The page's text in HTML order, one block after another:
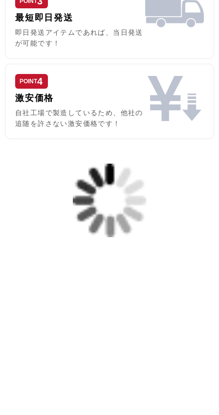
最短即日発送
即日発送アイテムであれば、当日発送
が可能です！
POINT4
激安価格
自社工場で製造しているため、他社の
追随を許さない激安価格です！